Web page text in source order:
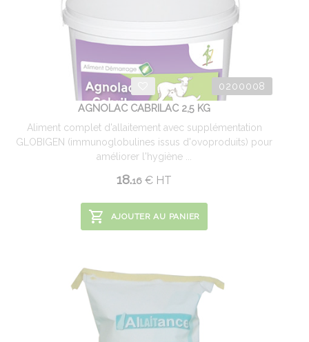
0200008
AGNOLAC CABRILAC 2,5 KG
Aliment complet d'allaitement avec supplémentation
GLOBIGEN (immunoglobulines issus d'ovoproduits) pour
améliorer l'hygiène ...
18.16 € HT
AJOUTER AU PANIER